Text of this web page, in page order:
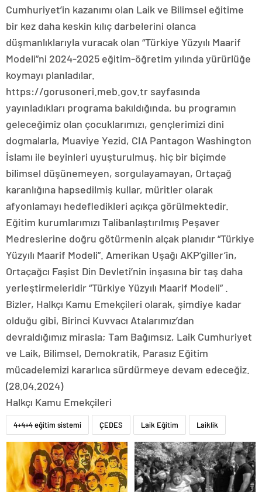
Cumhuriyet’in kazanımı olan Laik ve Bilimsel eğitime
bir kez daha keskin kılıç darbelerini olanca
düşmanlıklarıyla vuracak olan “Türkiye Yüzyılı Maarif
Modeli”ni 2024-2025 eğitim-öğretim yılında yürürlüğe
koymayı planladılar.
https://gorusoneri.meb.gov.tr sayfasında
yayınladıkları programa bakıldığında, bu programın
geleceğimiz olan çocuklarımızı, gençlerimizi dini
dogmalarla, Muaviye Yezid, CIA Pantagon Washington
İslamı ile beyinleri uyuşturulmuş, hiç bir biçimde
bilimsel düşünemeyen, sorgulayamayan, Ortaçağ
karanlığına hapsedilmiş kullar, müritler olarak
afyonlamayı hedefledikleri açıkça görülmektedir.
Eğitim kurumlarımızı Talibanlaştırılmış Peşaver
Medreslerine doğru götürmenin alçak planıdır “Türkiye
Yüzyılı Maarif Modeli”. Amerikan Uşağı AKP’giller’in,
Ortaçağcı Faşist Din Devleti’nin inşasına bir taş daha
yerleştirmeleridir “Türkiye Yüzyılı Maarif Modeli” .
Bizler, Halkçı Kamu Emekçileri olarak, şimdiye kadar
olduğu gibi, Birinci Kuvvacı Atalarımız’dan
devraldığımız mirasla; Tam Bağımsız, Laik Cumhuriyet
ve Laik, Bilimsel, Demokratik, Parasız Eğitim
mücadelemizi kararlıca sürdürmeye devam edeceğiz.
(28.04.2024)
Halkçı Kamu Emekçileri
4+4+4 eğitim sistemi ÇEDES Laik Eğitim Laiklik